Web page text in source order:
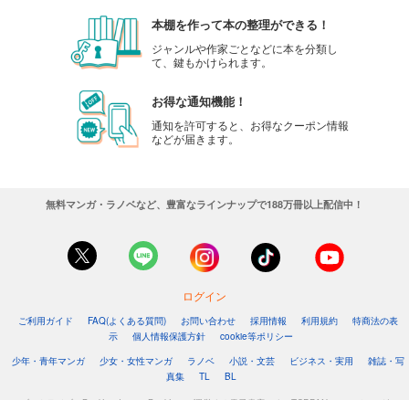
本棚を作って本の整理ができる！
ジャンルや作家ごとなどに本を分類し
て、鍵もかけられます。
お得な通知機能！
通知を許可すると、お得なクーポン情報
などが届きます。
無料マンガ・ラノベなど、豊富なラインナップで188万冊以上配信中！
ログイン
ご利用ガイド FAQ(よくある質問) お問い合わせ 採用情報 利用規約
特商法の表
示
個人情報保護方針
cookie等ポリシー
少年・青年マンガ
少女・女性マンガ ラノベ 小説・文芸 ビジネス・実用
雑誌・写
真集
TL BL